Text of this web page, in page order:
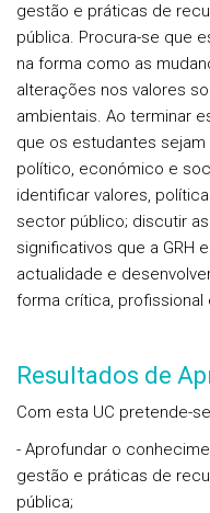
gestão e práticas de
pública. Procura-se que
na forma como as
alterações nos valores
ambientais. Ao terminar
que os estudantes
político, económico e
identificar valores,
sector público; discutir
significativos que a GRH
actualidade e
forma crítica,
Resultados de
Com esta UC pretende-
- Aprofundar o
gestão e práticas de
pública;